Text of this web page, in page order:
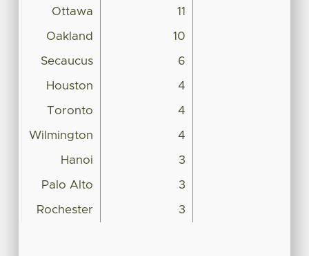
Ottawa 11
Oakland 10
Secaucus 6
Houston 4
Toronto 4
Wilmington 4
Hanoi 3
Palo Alto 3
Rochester 3